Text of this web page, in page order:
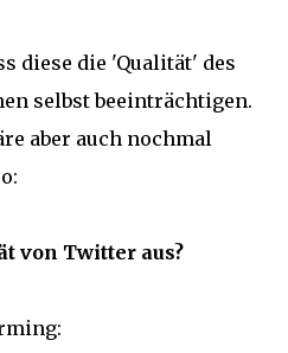
diese die 'Qualität' des
selbst beeinträchtigen.
aber auch nochmal
von Twitter aus?